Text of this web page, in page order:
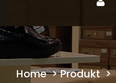
Home>Produkt>